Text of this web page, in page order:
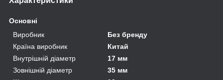
Основні
Виробник
Без бренду
Країна виробник
Китай
Внутрішній діаметр
17 мм
Зовнішній діаметр
35 мм